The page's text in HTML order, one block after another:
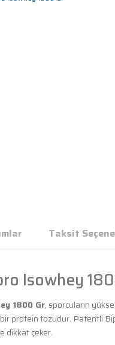
Taksit
Isowhey
1800 Gr, sporcuların
protein tozudur. Patentli
dikkat çeker.